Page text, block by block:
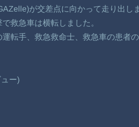
が交差点に向かって走り出し
救急車は横転しました。
運転手、救急救命士、救急車の患者
ー)